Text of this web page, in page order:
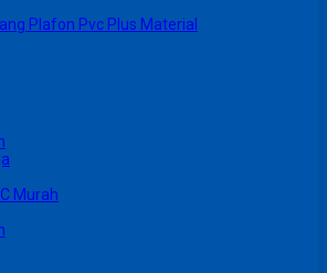
Plafon Pvc Plus Material
Murah